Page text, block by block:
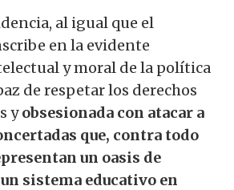
al igual que el
en la evidente
y moral de la política
de respetar los derechos
yobsesionada con atacar a
que, contra todo
un oasis de
sistema educativo en